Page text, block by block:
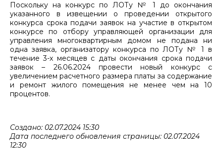
Поскольку на конкурс по ЛОТу № 1 до окончания
указанного в извещении о проведении открытого
конкурса срока подачи заявок на участие в открытом
конкурсе по отбору управляющей организации для
управления многоквартирным домом не подана ни
одна заявка, организатору конкурса по ЛОТу № 1 в
течение 3-х месяцев с даты окончания срока подачи
заявок – 26.06.2024 провести новый конкурс с
увеличением расчетного размера платы за содержание
и ремонт жилого помещения не менее чем на 10
процентов.
Создано: 02.07.2024 15:30
Дата последнего обновления страницы: 02.07.2024
12:30